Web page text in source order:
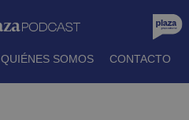
QUIÉNES SOMOS CONTACTO